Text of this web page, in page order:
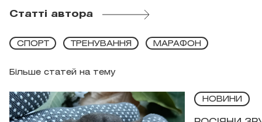
Статті автора
Більше статей на тему
СПОРТ ТРЕНУВАННЯ МАРАФОН
НОВИНИ